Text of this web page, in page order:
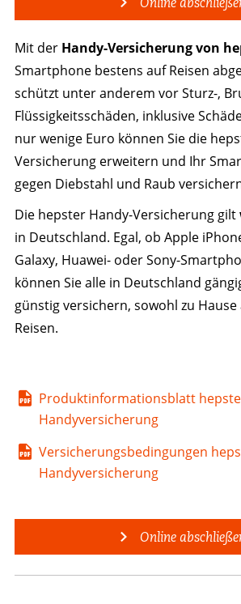
Mit der Handy-Versicherung von
Smartphone bestens auf Reisen
schützt unter anderem vor Sturz-,
Flüssigkeitsschäden, inklusive
nur wenige Euro können Sie die
Versicherung erweitern und Ihr
gegen Diebstahl und Raub
Die hepster Handy-Versicherung gilt
in Deutschland. Egal, ob Apple
Galaxy, Huawei- oder Sony-
können Sie alle in Deutschland
günstig versichern, sowohl zu Hause
Reisen.
Produktinformationsblatt
Handyversicherung
Versicherungsbedingungen
Handyversicherung
Online